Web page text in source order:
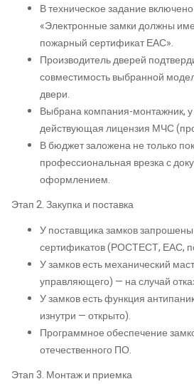
В техническое задание
«Электронные замки должны
пожарный сертификат ЕАС».
Производитель дверей
совместимость выбранной
двери.
Выбрана компания-монтажник, у
действующая лицензия МЧС
В бюджет заложена не только
профессиональная врезка с
оформлением.
Этап 2. Закупка и поставка
У поставщика замков
сертификатов (РОСТЕСТ, ЕАС,
У замков есть механический
управляющего) — на случай
У замков есть функция
изнутри — открыто).
Программное обеспечение
отечественного ПО.
Этап 3. Монтаж и приемка